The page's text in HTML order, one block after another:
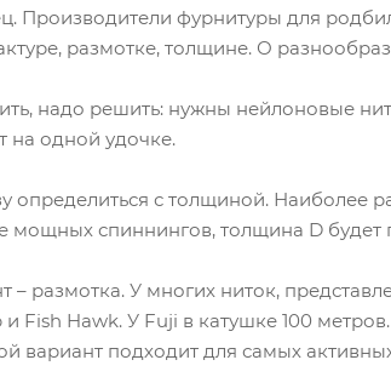
Производители фурнитуры для
размотке, толщине. О
надо решить: нужны нейлоновые
на одной удочке.
определиться с толщиной.
мощных спиннингов, толщина D будет
размотка. У многих ниток,
и Fish Hawk. У Fuji в катушке 100
вариант подходит для самых